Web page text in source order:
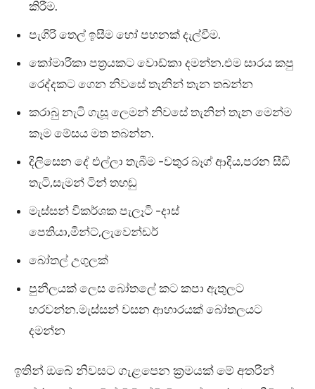
කිරීම.
පැගිරි තෙල් ඉසීම හෝ පහනක් දැල්වීම.
කෝමාරිකා පත්‍රයකට වොඩ්කා දමන්න.එම සාරය කපු
රෙද්දකට ගෙන නිවසේ තැනින් තැන තබන්න
කරාබු නැටි ගැසූ ලෙමන් නිවසේ තැනින් තැන මෙන්ම
කෑම මේසය මත තබන්න.
දිලිසෙන දේ එල්ලා තැබීම -වතුර බෑග් ආදිය,පරන සීඩී
තැටි,සැමන් ටින් තහඩු
මැස්සන් විකර්ශක පැලෑටි -දාස්
පෙතියා,මින්ට්,ලැවෙන්ඩර්
බෝතල් උගුලක්
පුනීලයක් ලෙස බෝතලේ කට කපා ඇතුලට
හරවන්න.මැස්සන් වසන ආහාරයක් බෝතලයට
දමන්න
ඉතින් ඔබේ නිවසට ගැළපෙන ක්‍රමයක් මේ අතරින්